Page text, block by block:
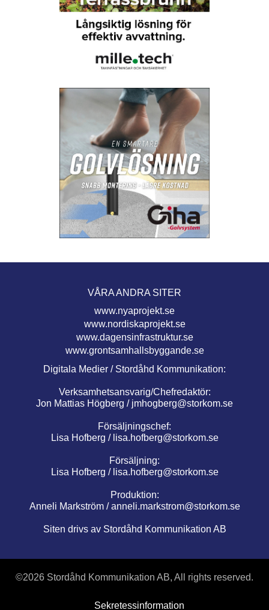
VÅRA ANDRA SITER
www.nyaprojekt.se
www.nordiskaprojekt.se
www.dagensinfrastruktur.se
www.grontsamhallsbyggande.se
Digitala Medier / Stordåhd Kommunikation:
Verksamhetsansvarig/Chefredaktör:
Jon Mattias Högberg / jmhogberg@storkom.se
Försäljningschef:
Lisa Hofberg / lisa.hofberg@storkom.se
Försäljning:
Lisa Hofberg / lisa.hofberg@storkom.se
Produktion:
Anneli Markström / anneli.markstrom@storkom.se
Siten drivs av Stordåhd Kommunikation AB
©2026 Stordåhd Kommunikation AB, All rights reserved.
Sekretessinformation